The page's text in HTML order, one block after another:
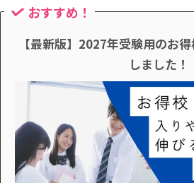
おすすめ！
【最新版】2027年受験用のお
しました！